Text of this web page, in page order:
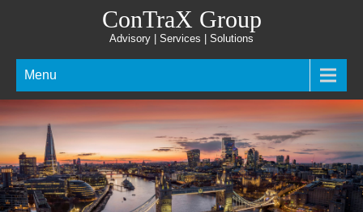
ConTraX Group
Advisory | Services | Solutions
Menu